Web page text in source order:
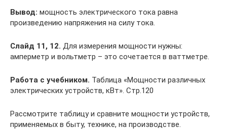
Вывод: мощность электрического тока равна
произведению напряжения на силу тока.
Слайд 11, 12. Для измерения мощности нужны:
амперметр и вольтметр – это сочетается в ваттметре.
Работа с учебником. Таблица «Мощности различных
электрических устройств, кВт». Стр.120
Рассмотрите таблицу и сравните мощности устройств,
применяемых в быту, технике, на производстве.